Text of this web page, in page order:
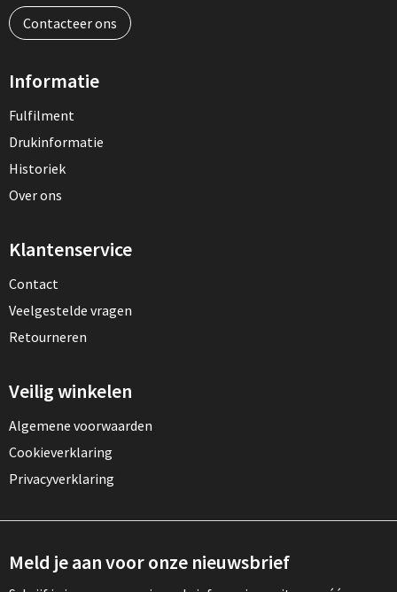
Contacteer ons
Informatie
Fulfilment
Drukinformatie
Historiek
Over ons
Klantenservice
Contact
Veelgestelde vragen
Retourneren
Veilig winkelen
Algemene voorwaarden
Cookieverklaring
Privacyverklaring
Meld je aan voor onze nieuwsbrief